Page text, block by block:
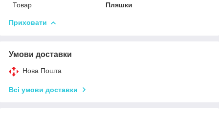
Товар
Пляшки
Приховати
Умови доставки
Нова Пошта
Всі умови доставки